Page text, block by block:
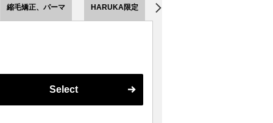
縮毛矯正、パーマ HARUKA限定
Select